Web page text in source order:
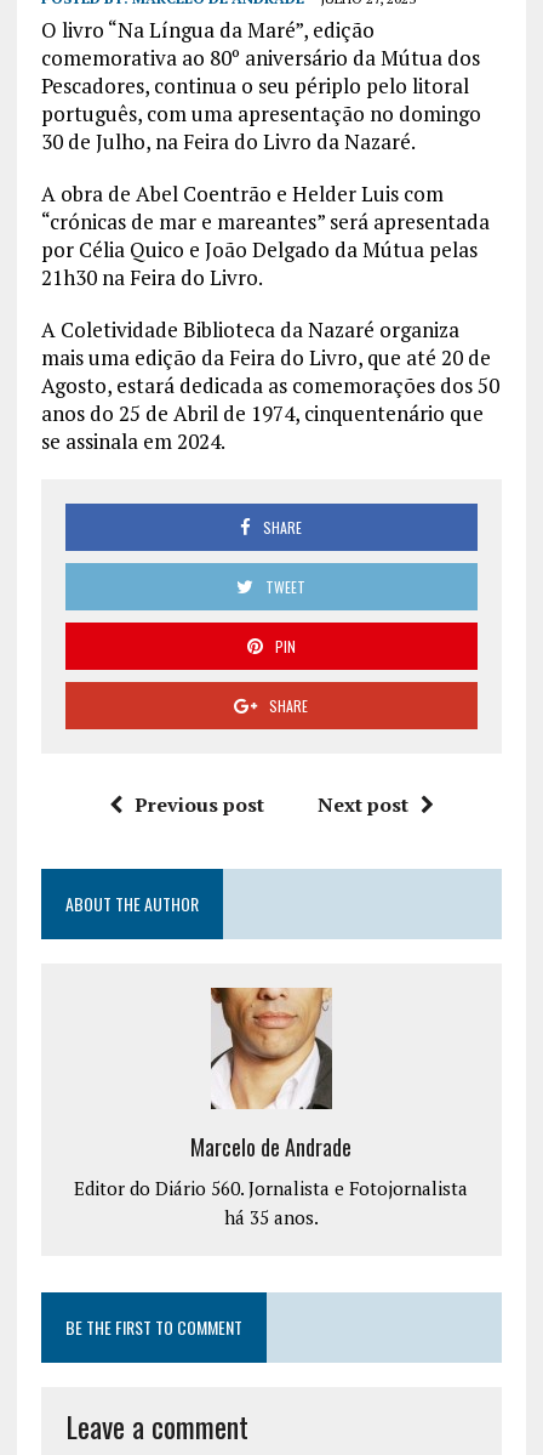
O livro “Na Língua da Maré”, edição
comemorativa ao 80º aniversário da Mútua dos
Pescadores, continua o seu périplo pelo litoral
português, com uma apresentação no domingo
30 de Julho, na Feira do Livro da Nazaré.
A obra de Abel Coentrão e Helder Luis com
“crónicas de mar e mareantes” será apresentada
por Célia Quico e João Delgado da Mútua pelas
21h30 na Feira do Livro.
A Coletividade Biblioteca da Nazaré organiza
mais uma edição da Feira do Livro, que até 20 de
Agosto, estará dedicada as comemorações dos 50
anos do 25 de Abril de 1974, cinquentenário que
se assinala em 2024.
SHARE
TWEET
PIN
SHARE
Previous post Next post
ABOUT THE AUTHOR
Marcelo de Andrade
Editor do Diário 560. Jornalista e Fotojornalista
há 35 anos.
BE THE FIRST TO COMMENT
Leave a comment